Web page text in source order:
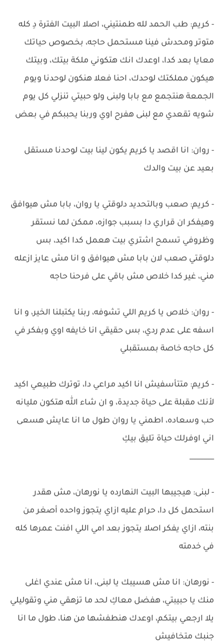
- كريم: طب الحمد لله طمنتيني، اصلا البيت الفترة دِ كله
متوتر ومحدش فينا مستحمل حاجه، بخصوص حياتك
معايا بعد كدا، اوعدك انك هتكوني ملكة بيتك، وبيتك
هيكون مملكتك لوحدك، احنا فعلا هنكون لوحدنا ويوم
الجمعة هنتجمع مع بابا ولبنى ولو حبيتي تنزلي كل يوم
شويه تقعدي مع لبنى هفرح اوي وربنا يحببكم في بعض
- روان: انا اقصد يا كريم يكون لينا بيت لوحدنا مستقل
بعيد عن بيت والدك
- كريم: صعب وبالتحديد دلوقتي يا روان، بابا مش هيوافق
وهيفكر ان قراري دا بسبب جوازه، ممكن لما نستقر
وظروفي تسمح اشتري بيت هعمل كدا اكيد، بس
دلوقتي صعب لان بابا مش هيوافق و انا مش عايز ازعله
مني، غير كدا خلاص مش باقي على فرحنا حاجه
- روان: خلاص يا كريم اللي تشوفه، ربنا يكتبلنا الخير، و انا
اسفه على عدم ردي، بس حقيقي انا خايفه اوي وبفكر في
كل حاجه خاصة بمستقبلي
- كريم: متتأسفيش انا اكيد مراعي دا، توترك طبيعي اكيد
لأنك مقبلة على حياة جديدة، و ان شاء الله هتكون مليانه
حب وسعاده، اطمني يا روان طول ما انا عايش هسعى
اني اوفرلك حياة تليق بيكِ
_______
- لبنى: هيجيبها البيت النهارده يا نورهان، مش هقدر
استحمل كل دا، حرام عليه ازاي يتجوز واحده أصغر من
بنته، ازاي يفكر اصلا يتجوز بعد امي اللي افنت عمرها كله
في خدمته
- نورهان: انا مش هسيبك يا لبنى، انا مش عندي اغلى
منك يا حبيبتي، هفضل معاكِ لحد ما تزهقي مني وتقوليلي
يلا ارجعي بيتكم، اوعدك هنطفشها من هنا، طول ما انا
جنبك متخافيش